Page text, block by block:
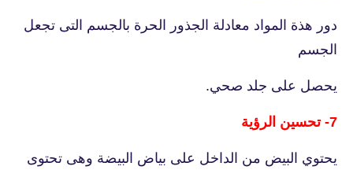
دور هذة المواد معادلة الجذور الحرة بالجسم التى تجعل
الجسم
يحصل على جلد صحي.
7- تحسين الرؤية
يحتوي البيض من الداخل على بياض البيضة وهى تحتوى